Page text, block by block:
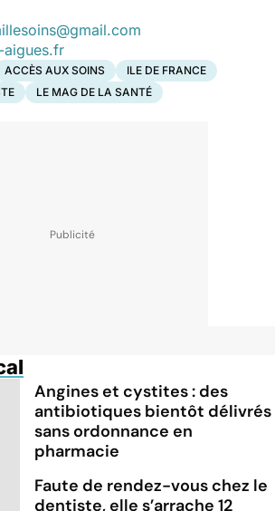
aigues.fr
ACCÈS AUX SOINS
ILE DE FRANCE
LE MAG DE LA SANTÉ
Angines et cystites : des
antibiotiques bientôt délivrés
sans ordonnance en
pharmacie
Faute de rendez-vous chez le
dentiste, elle s’arrache 12